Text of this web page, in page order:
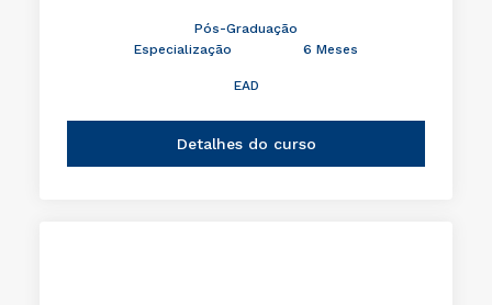
Pós-Graduação
Especialização
6 Meses
EAD
Detalhes do curso